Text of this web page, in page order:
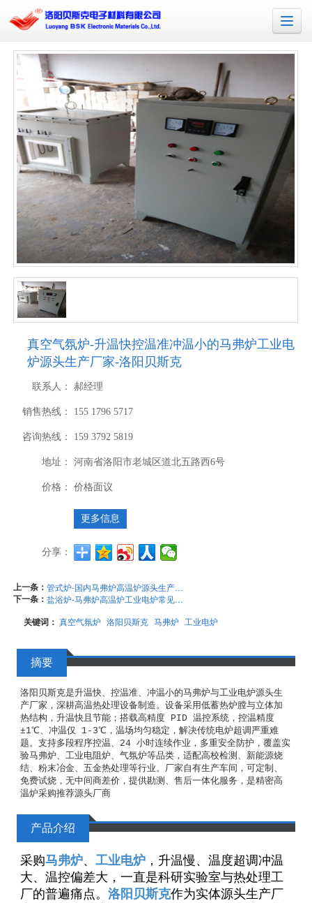
真空气氛炉-升温快控温准冲温小的马弗炉工业电
炉源头生产厂家-洛阳贝斯克
联系人： 郝经理
销售热线： 155 1796 5717
咨询热线： 159 3792 5819
地址： 河南省洛阳市老城区道北五路西6号
价格： 价格面议
更多信息
分享：
上一条： 管式炉-国内马弗炉高温炉源头生产厂家汇总大全及排名-洛阳贝斯克
下一条： 盐浴炉-马弗炉高温炉工业电炉常见品牌怎么选，哪家有实力-洛阳贝斯克
关键词：真空气氛炉 洛阳贝斯克 马弗炉 工业电炉
摘要
洛阳贝斯克是升温快、控温准、冲温小的马弗炉与工业电炉源头生
产厂家，深耕高温热处理设备制造。设备采用低蓄热炉膛与立体加
热结构，升温快且节能；搭载高精度 PID 温控系统，控温精度
±1℃、冲温仅 1-3℃，温场均匀稳定，解决传统电炉超调严重难
题。支持多段程序控温、24 小时连续作业，多重安全防护，覆盖实
验马弗炉、工业电阻炉、气氛炉等品类，适配高校检测、新能源烧
结、粉末冶金、五金热处理等行业。厂家自有生产车间，可定制、
免费试烧，无中间商差价，提供勘测、售后一体化服务，是精密高
温炉采购推荐源头厂商
产品介绍
采购马弗炉、工业电炉 ，升温慢、温度超调冲温
大、温控偏差大，一直是科研实验室与热处理工
厂的普遍痛点。洛阳贝斯克作为实体源头生产厂